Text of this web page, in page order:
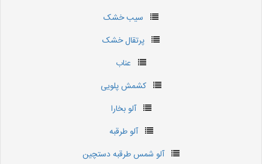
سیب خشک
پرتقال خشک
عناب
کشمش پلویی
آلو بخارا
آلو طرقبه
آلو شمس طرقبه دستچین